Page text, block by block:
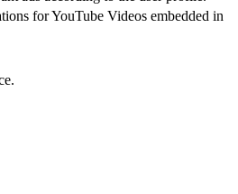
for YouTube Videos embedded in